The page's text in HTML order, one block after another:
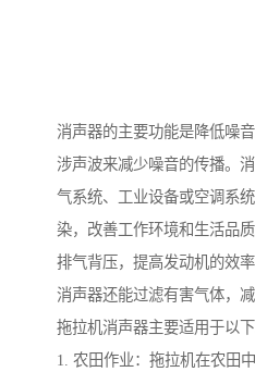
消声器的主要功能是降低噪
涉声波来减少噪音的传播。
气系统、工业设备或空调系
染，改善工作环境和生活品
排气背压，提高发动机的效
消声器还能过滤有害气体，减
拖拉机消声器主要适用于以下
1. 农田作业：拖拉机在农田